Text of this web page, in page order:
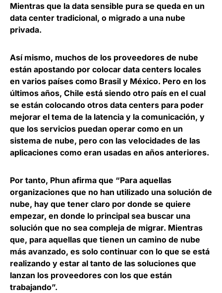
Mientras que la data sensible pura se queda en un
data center tradicional, o migrado a una nube
privada.
Así mismo, muchos de los proveedores de nube
están apostando por colocar data centers locales
en varios países como Brasil y México. Pero en los
últimos años, Chile está siendo otro país en el cual
se están colocando otros data centers para poder
mejorar el tema de la latencia y la comunicación, y
que los servicios puedan operar como en un
sistema de nube, pero con las velocidades de las
aplicaciones como eran usadas en años anteriores.
Por tanto, Phun afirma que “Para aquellas
organizaciones que no han utilizado una solución de
nube, hay que tener claro por donde se quiere
empezar, en donde lo principal sea buscar una
solución que no sea compleja de migrar. Mientras
que, para aquellas que tienen un camino de nube
más avanzado, es solo continuar con lo que se está
realizando y estar al tanto de las soluciones que
lanzan los proveedores con los que están
trabajando”.